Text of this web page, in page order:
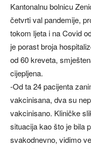
Kantonalnu bolnicu
četvrti val pandemije,
tokom ljeta i na Covid
je porast broja
od 60 kreveta,
cijepljena.
-Od ta 24 pacijenta
vakcinisana, dva su
vakcinisano. Kliničke
situacija kao što je bila
svakodnevno, vidimo